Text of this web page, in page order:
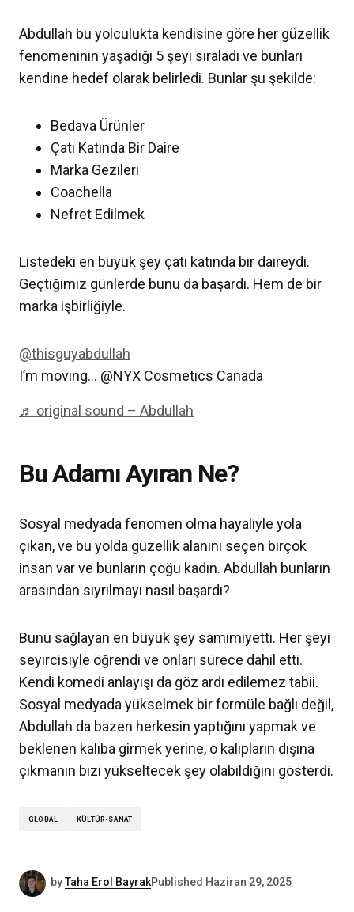
Abdullah bu yolculukta kendisine göre her güzellik
fenomeninin yaşadığı 5 şeyi sıraladı ve bunları
kendine hedef olarak belirledi. Bunlar şu şekilde:
Bedava Ürünler
Çatı Katında Bir Daire
Marka Gezileri
Coachella
Nefret Edilmek
Listedeki en büyük şey çatı katında bir daireydi.
Geçtiğimiz günlerde bunu da başardı. Hem de bir
marka işbirliğiyle.
@thisguyabdullah
I’m moving… @NYX Cosmetics Canada
♬ original sound – Abdullah
Bu Adamı Ayıran Ne?
Sosyal medyada fenomen olma hayaliyle yola
çıkan, ve bu yolda güzellik alanını seçen birçok
insan var ve bunların çoğu kadın. Abdullah bunların
arasından sıyrılmayı nasıl başardı?
Bunu sağlayan en büyük şey samimiyetti. Her şeyi
seyircisiyle öğrendi ve onları sürece dahil etti.
Kendi komedi anlayışı da göz ardı edilemez tabii.
Sosyal medyada yükselmek bir formüle bağlı değil,
Abdullah da bazen herkesin yaptığını yapmak ve
beklenen kalıba girmek yerine, o kalıpların dışına
çıkmanın bizi yükseltecek şey olabildiğini gösterdi.
GLOBAL KÜLTÜR-SANAT
byTaha Erol BayrakPublished Haziran 29, 2025